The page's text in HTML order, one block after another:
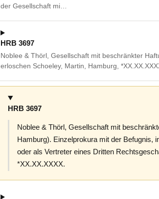
der Gesellschaft mi…
HRB 3697
Noblee & Thörl, Gesellschaft mit beschränkter
erloschen Schoeley, Martin, Hamburg,
HRB 3697
Noblee & Thörl, Gesellschaft mit
Hamburg). Einzelprokura mit der Befugnis,
oder als Vertreter eines Dritten
*XX.XX.XXXX.